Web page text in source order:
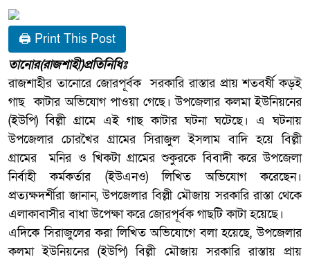
🖨 Print This Post
তানোর(রাজশাহী)প্রতিনিধিঃ
রাজশাহীর তানোরে জোরপূর্বক সরকারি রাস্তার প্রায় শতবর্ষী কড়ই
গাছ কাটার অভিযোগ পাওয়া গেছে। উপজেলার কলমা ইউনিয়নের
(ইউপি) বিল্লী গ্রামে এই গাছ কাটার ঘটনা ঘটেছে। এ ঘটনায়
উপজেলার চোরখৈর গ্রামের সিরাজুল ইসলাম বাদি হয়ে বিল্লী
গ্রামের মনির ও খিকটা গ্রামের শুকুরকে বিবাদী করে উপজেলা
নির্বাহী কর্মকর্তার (ইউএনও) লিখিত অভিযোগ করেছেন।
প্রত্যক্ষদর্শীরা জানান, উপজেলার বিল্লী মৌজায় সরকারি রাস্তা থেকে
এলাকাবাসীর বাধা উপেক্ষা করে জোরপূর্বক গাছটি কাটা হয়েছে।
এদিকে সিরাজুলের করা লিখিত অভিযোগে বলা হয়েছে, উপজেলার
কলমা ইউনিয়নের (ইউপি) বিল্লী মৌজায় সরকারি রাস্তায় প্রায়